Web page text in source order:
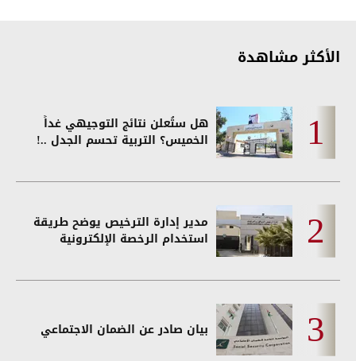
الأكثر مشاهدة
هل ستُعلن نتائج التوجيهي غداً
الخميس؟ التربية تحسم الجدل ..!
مدير إدارة الترخيص يوضح طريقة
استخدام الرخصة الإلكترونية
بيان صادر عن الضمان الاجتماعي